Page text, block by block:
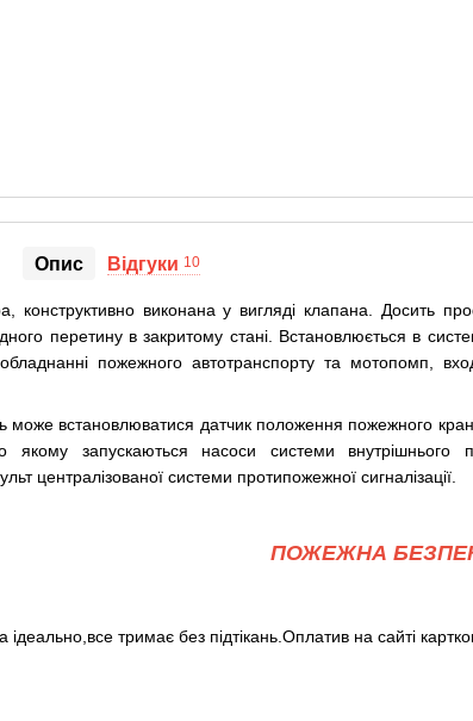
Опис Відгуки 10
виконана у вигляді клапана. Досить
перетину в закритому стані. Встановлюється в
пожежного автотранспорту та мотопомп,
може встановлюватися датчик положення пожежного
запускаються насоси системи внутрішнього
централізованої системи протипожежної сигналізації.
ПОЖЕЖНА
ідеально,все тримає без підтікань.Оплатив на сайті